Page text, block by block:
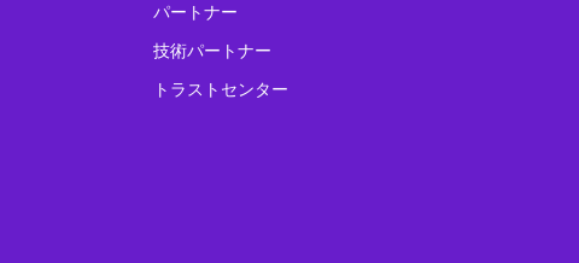
パートナー
技術パートナー
トラストセンター